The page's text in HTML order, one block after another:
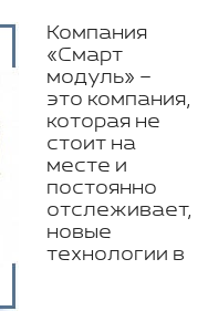
Компания
«Смарт
модуль» –
это компания,
которая не
стоит на
месте и
постоянно
отслеживает,
новые
технологии в